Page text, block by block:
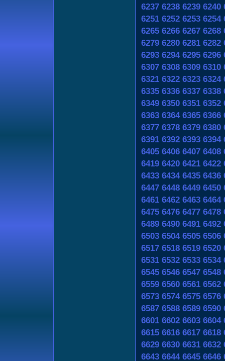
6237 6238 6239 6240
6251 6252 6253 6254
6265 6266 6267 6268
6279 6280 6281 6282
6293 6294 6295 6296
6307 6308 6309 6310
6321 6322 6323 6324
6335 6336 6337 6338
6349 6350 6351 6352
6363 6364 6365 6366
6377 6378 6379 6380
6391 6392 6393 6394
6405 6406 6407 6408
6419 6420 6421 6422
6433 6434 6435 6436
6447 6448 6449 6450
6461 6462 6463 6464
6475 6476 6477 6478
6489 6490 6491 6492
6503 6504 6505 6506
6517 6518 6519 6520
6531 6532 6533 6534
6545 6546 6547 6548
6559 6560 6561 6562
6573 6574 6575 6576
6587 6588 6589 6590
6601 6602 6603 6604
6615 6616 6617 6618
6629 6630 6631 6632
6643 6644 6645 6646